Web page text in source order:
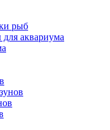
рыб
аквариума